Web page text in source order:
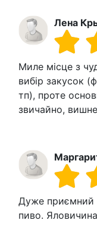
Лена
Миле місце з
вибір закусок
тп), проте
звичайно,
Дуже приємний
пиво.